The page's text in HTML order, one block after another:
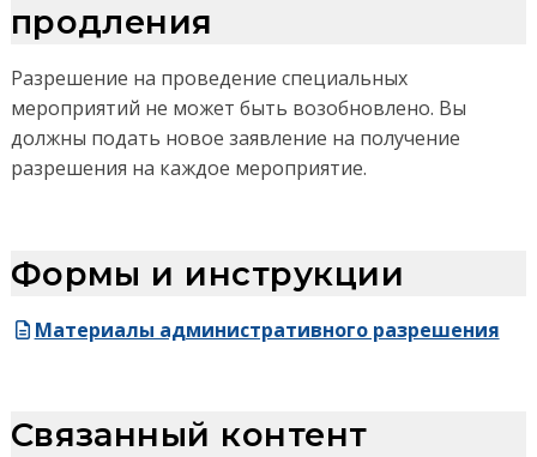
продления
Разрешение на проведение специальных
мероприятий не может быть возобновлено. Вы
должны подать новое заявление на получение
разрешения на каждое мероприятие.
Формы и инструкции
Материалы административного разрешения
Связанный контент